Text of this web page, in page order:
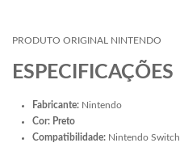
PRODUTO ORIGINAL NINTENDO
ESPECIFICAÇÕES
Fabricante: Nintendo
Cor: Preto
Compatibilidade: Nintendo Switch